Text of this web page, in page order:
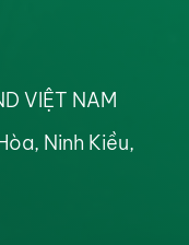
VIỆT NAM
Ninh Kiều,